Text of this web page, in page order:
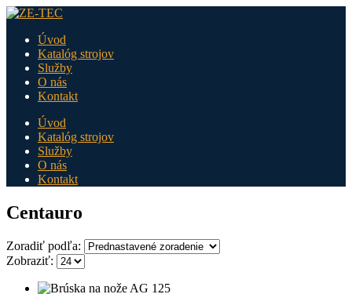
Úvod
Katalóg strojov
Služby
O nás
Kontakt
Úvod
Katalóg strojov
Služby
O nás
Kontakt
Centauro
Zoradiť podľa:
Zobraziť: